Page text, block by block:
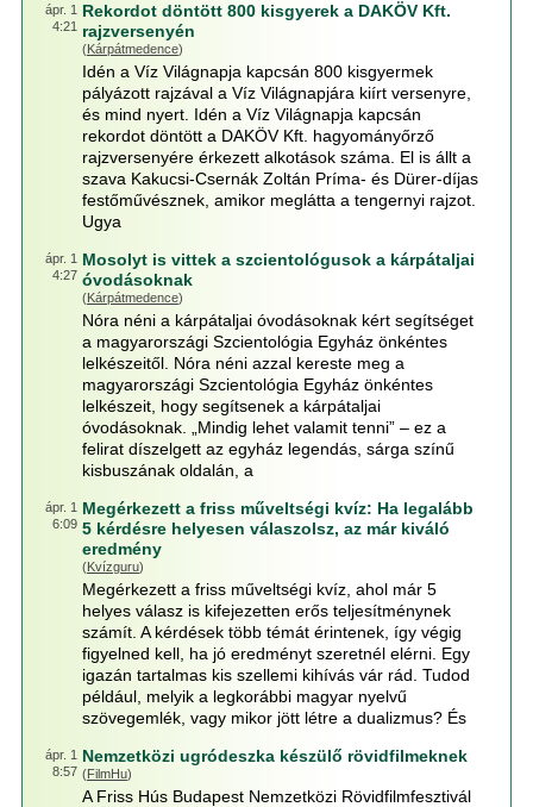
ápr. 1
4:21
Rekordot döntött 800 kisgyerek a DAKÖV Kft.
rajzversenyén
(Kárpátmedence)
Idén a Víz Világnapja kapcsán 800 kisgyermek
pályázott rajzával a Víz Világnapjára kiírt versenyre,
és mind nyert. Idén a Víz Világnapja kapcsán
rekordot döntött a DAKÖV Kft. hagyományőrző
rajzversenyére érkezett alkotások száma. El is állt a
szava Kakucsi-Csernák Zoltán Príma- és Dürer-díjas
festőművésznek, amikor meglátta a tengernyi rajzot.
Ugya
ápr. 1
4:27
Mosolyt is vittek a szcientológusok a kárpátaljai
óvodásoknak
(Kárpátmedence)
Nóra néni a kárpátaljai óvodásoknak kért segítséget
a magyarországi Szcientológia Egyház önkéntes
lelkészeitől. Nóra néni azzal kereste meg a
magyarországi Szcientológia Egyház önkéntes
lelkészeit, hogy segítsenek a kárpátaljai
óvodásoknak. „Mindig lehet valamit tenni” – ez a
felirat díszelgett az egyház legendás, sárga színű
kisbuszának oldalán, a
ápr. 1
6:09
Megérkezett a friss műveltségi kvíz: Ha legalább
5 kérdésre helyesen válaszolsz, az már kiváló
eredmény
(Kvízguru)
Megérkezett a friss műveltségi kvíz, ahol már 5
helyes válasz is kifejezetten erős teljesítménynek
számít. A kérdések több témát érintenek, így végig
figyelned kell, ha jó eredményt szeretnél elérni. Egy
igazán tartalmas kis szellemi kihívás vár rád. Tudod
például, melyik a legkorábbi magyar nyelvű
szövegemlék, vagy mikor jött létre a dualizmus? És
ápr. 1
8:57
Nemzetközi ugródeszka készülő rövidfilmeknek
(FilmHu)
A Friss Hús Budapest Nemzetközi Rövidfilmfesztivál